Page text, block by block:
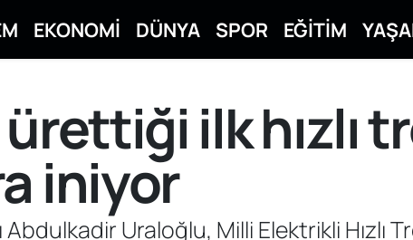
EKONOMİ DÜNYA SPOR EĞİTİM
ilk hızlı
iniyor
Abdulkadir Uraloğlu, Milli Elektrikli Hızlı